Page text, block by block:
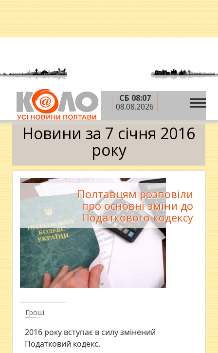
СБ 08:07
08.08.2026
Головна » 2016 рік » січень »7 січня
Календар
Новини за 7 січня 2016
року
Гроші
Полтавцям розповіли
про основні зміни до
Податкового кодексу
2016 року вступає в силу змінений
Податковий кодекс.